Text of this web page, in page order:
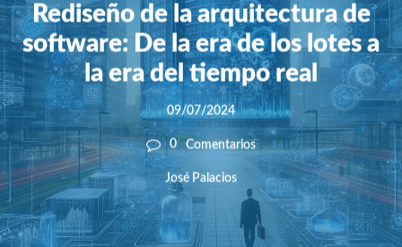
Rediseño de la arquitectura de
software: De la era de los lotes a
la era del tiempo real
09/07/2024
0 Comentarios
José Palacios